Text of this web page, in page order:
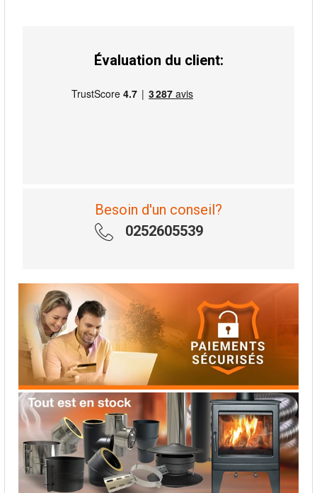
Évaluation du client:
Besoin d'un conseil?
0252605539